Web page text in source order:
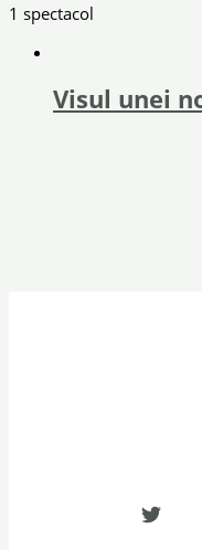
1 spectacol
Visul unei